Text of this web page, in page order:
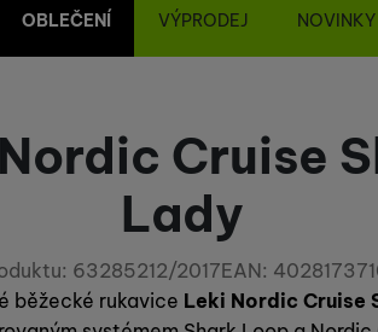
OBLEČENÍ VÝPRODEJ NOVINKY
Cruise
Lady
63285212/2017EAN:
běžecké rukavice Leki Nordic Cruise